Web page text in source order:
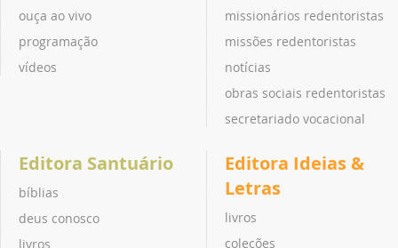
ouça ao vivo
programação
vídeos
missionários redentoristas
missões redentoristas
notícias
obras sociais redentoristas
secretariado vocacional
Editora Santuário
bíblias
deus conosco
livros
Editora Ideias &
Letras
livros
coleções